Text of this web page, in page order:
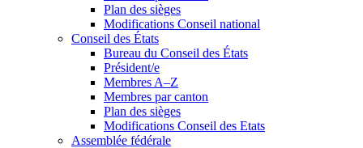
Plan des sièges
Modifications Conseil national
Conseil des États
Bureau du Conseil des États
Président/e
Membres A–Z
Membres par canton
Plan des sièges
Modifications Conseil des Etats
Assemblée fédérale